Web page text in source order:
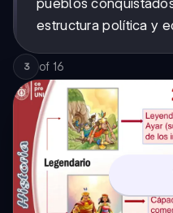
pueblos
estructura política y
3 of 16